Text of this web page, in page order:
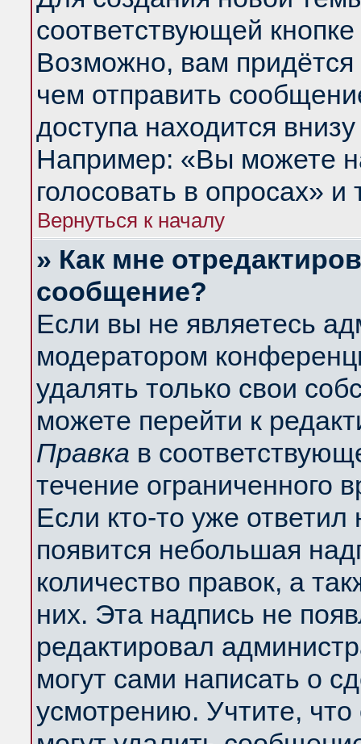
соответствующей
Возможно, вам придётся
чем отправить
доступа находится
Например: «Вы можете
голосовать в опросах» и
Вернуться к началу
» Как мне
сообщение?
Если вы не являетесь
модератором
удалять только свои
можете перейти к
Правка в
течение ограниченного
Если кто-то уже
появится небольшая
количество правок, а
них. Эта надпись не
редактировал
могут сами написать о
усмотрению. Учтите,